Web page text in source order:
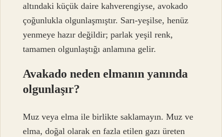
altındaki küçük daire kahverengiyse, avokado
çoğunlukla olgunlaşmıştır. Sarı-yeşilse, henüz
yenmeye hazır değildir; parlak yeşil renk,
tamamen olgunlaştığı anlamına gelir.
Avakado neden elmanın yanında
olgunlaşır?
Muz veya elma ile birlikte saklamayın. Muz ve
elma, doğal olarak en fazla etilen gazı üreten